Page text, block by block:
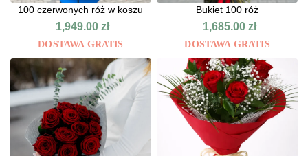
100 czerwonych róż w koszu
1,949.00zł
DOSTAWA GRATIS
Bukiet 100 róż
1,685.00 zł
DOSTAWA GRATIS